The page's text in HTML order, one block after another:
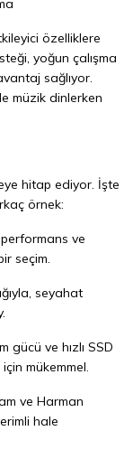
özelliklere
yoğun çalışma
sağlıyor.
müzik dinlerken
hitap ediyor. İşte
örnek:
ve
seçim.
seyahat
gücü ve hızlı SSD
mükemmel.
ve Harman
hale